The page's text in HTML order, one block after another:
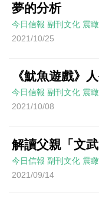
夢的分析
今日信報 副刊文化 震
2021/10/25
《魷魚遊戲》
今日信報 副刊文化 震
2021/10/08
解讀父親「文武
今日信報 副刊文化 震
2021/09/14